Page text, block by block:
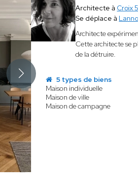
Architecte à Croix
Se déplace à
Architecte
Cette architecte se
de la détruire.
5 types de biens
Maison individuelle
Maison de ville
Maison de campagne